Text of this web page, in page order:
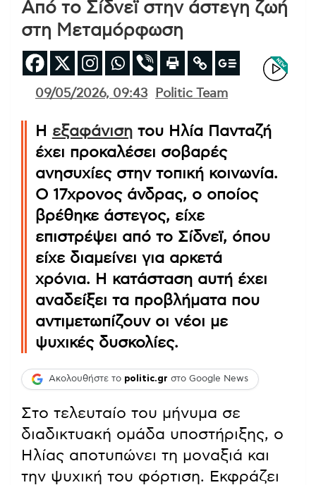
Από το Σίδνεϊ στην άστεγη ζωή
στη Μεταμόρφωση
09/05/2026, 09:43 Politic Team
Η εξαφάνιση του Ηλία Πανταζή
έχει προκαλέσει σοβαρές
ανησυχίες στην τοπική κοινωνία.
Ο 17χρονος άνδρας, ο οποίος
βρέθηκε άστεγος, είχε
επιστρέψει από το Σίδνεϊ, όπου
είχε διαμείνει για αρκετά
χρόνια. Η κατάσταση αυτή έχει
αναδείξει τα προβλήματα που
αντιμετωπίζουν οι νέοι με
ψυχικές δυσκολίες.
Ακολουθήστε το politic.gr στο Google News
Στο τελευταίο του μήνυμα σε
διαδικτυακή ομάδα υποστήριξης, ο
Ηλίας αποτυπώνει τη μοναξιά και
την ψυχική του φόρτιση. Εκφράζει